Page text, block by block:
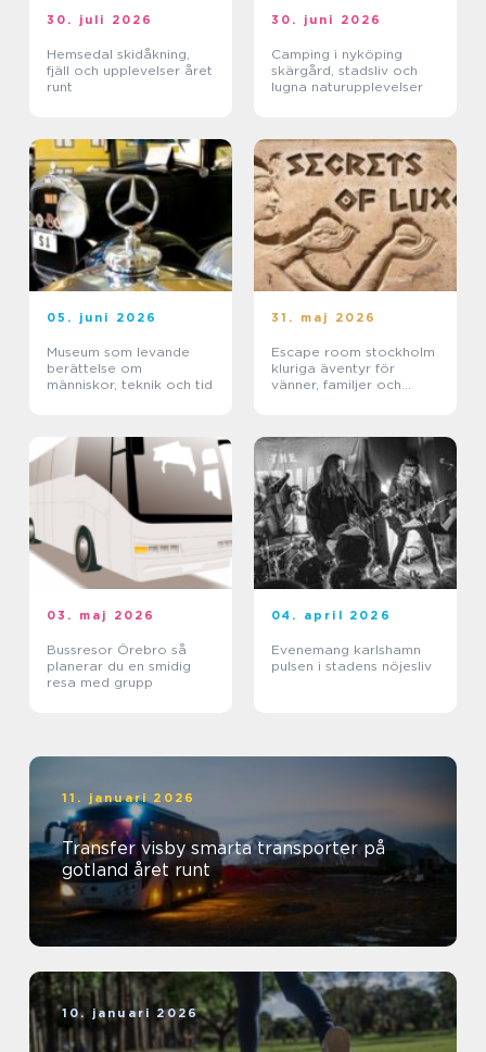
30. juli 2026
Hemsedal skidåkning,
fjäll och upplevelser året
runt
30. juni 2026
Camping i nyköping
skärgård, stadsliv och
lugna naturupplevelser
05. juni 2026
Museum som levande
berättelse om
människor, teknik och tid
31. maj 2026
Escape room stockholm
kluriga äventyr för
vänner, familjer och
03. maj 2026
Bussresor Örebro så
planerar du en smidig
resa med grupp
04. april 2026
Evenemang karlshamn
pulsen i stadens nöjesliv
11. januari 2026
Transfer visby smarta transporter på
gotland året runt
10. januari 2026